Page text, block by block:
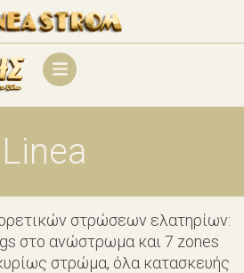
Linea
στρώσεων ελατηρίων:
στο ανώστρωμα και 7 zones
στρώμα, όλα κατασκευής